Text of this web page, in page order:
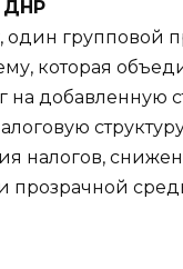
ДНР
один групповой
которая
на добавленную
налогов,
прозрачной